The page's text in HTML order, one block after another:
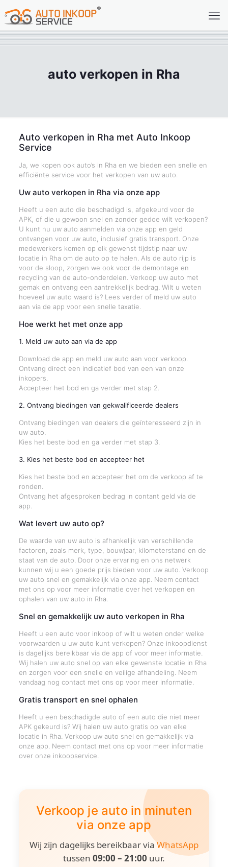
auto verkopen in Rha
Auto verkopen in Rha met Auto Inkoop
Service
Ja, we kopen ook auto’s in Rha en we bieden een snelle en
efficiënte service voor het verkopen van uw auto.
Uw auto verkopen in Rha via onze app
Heeft u een auto die beschadigd is, afgekeurd voor de
APK, of die u gewoon snel en zonder gedoe wilt verkopen?
U kunt nu uw auto aanmelden via onze app en geld
ontvangen voor uw auto, inclusief gratis transport. Onze
medewerkers komen op elk gewenst tijdstip naar uw
locatie in Rha om de auto op te halen. Als de auto rijp is
voor de sloop, zorgen we ook voor de demontage en
recycling van de auto-onderdelen. Verkoop uw auto met
gemak en ontvang een aantrekkelijk bedrag. Wilt u weten
hoeveel uw auto waard is? Lees verder of meld uw auto
aan via de app voor een snelle taxatie.
Hoe werkt het met onze app
1. Meld uw auto aan via de app
Download de app en meld uw auto aan voor verkoop.
Ontvang direct een indicatief bod van een van onze
inkopers.
Accepteer het bod en ga verder met stap 2.
2. Ontvang biedingen van gekwalificeerde dealers
Ontvang biedingen van dealers die geïnteresseerd zijn in
uw auto.
Kies het beste bod en ga verder met stap 3.
3. Kies het beste bod en accepteer het
Kies het beste bod en accepteer het om de verkoop af te
ronden.
Ontvang het afgesproken bedrag in contant geld via de
app.
Wat levert uw auto op?
De waarde van uw auto is afhankelijk van verschillende
factoren, zoals merk, type, bouwjaar, kilometerstand en de
staat van de auto. Door onze ervaring en ons netwerk
kunnen wij u een goede prijs bieden voor uw auto. Verkoop
uw auto snel en gemakkelijk via onze app. Neem contact
met ons op voor meer informatie over het verkopen en
ophalen van uw auto in Rha.
Snel en gemakkelijk uw auto verkopen in Rha
Heeft u een auto voor inkoop of wilt u weten onder welke
voorwaarden u uw auto kunt verkopen? Onze inkoopdienst
is dagelijks bereikbaar via de app of voor meer informatie.
Wij halen uw auto snel op van elke gewenste locatie in Rha
en zorgen voor een snelle en veilige afhandeling. Neem
vandaag nog contact met ons op voor meer informatie.
Gratis transport en snel ophalen
Heeft u een beschadigde auto of een auto die niet meer
APK gekeurd is? Wij halen uw auto gratis op van elke
locatie in Rha. Verkoop uw auto snel en gemakkelijk via
onze app. Neem contact met ons op voor meer informatie
over onze inkoopservice.
Verkoop je auto in minuten
via onze app
Wij zijn dagelijks bereikbaar viaWhatsApp
tussen 09:00 – 21:00 uur.